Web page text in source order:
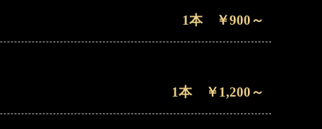
1本 ￥900～
1本 ￥1,200～